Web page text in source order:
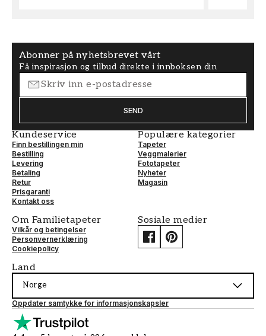
Abonner på nyhetsbrevet vårt
Få inspirasjon og tilbud direkte i innboksen din
SEND
Kundeservice
Finn bestillingen min
Bestilling
Levering
Betaling
Retur
Prisgaranti
Kontakt oss
Populære kategorier
Tapeter
Veggmalerier
Fototapeter
Nyheter
Magasin
Om Familietapeter
Vilkår og betingelser
Personvernerklæring
Cookiepolicy
Sosiale medier
Land
Norge
Oppdater samtykke for informasjonskapsler